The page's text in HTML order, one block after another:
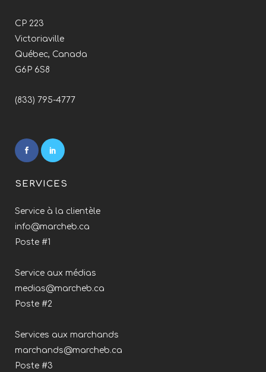
CP 223
Victoriaville
Québec, Canada
G6P 6S8
(833) 795-4777
SERVICES
Service à la clientèle
info@marcheb.ca
Poste #1
Service aux médias
medias@marcheb.ca
Poste #2
Services aux marchands
marchands@marcheb.ca
Poste #3